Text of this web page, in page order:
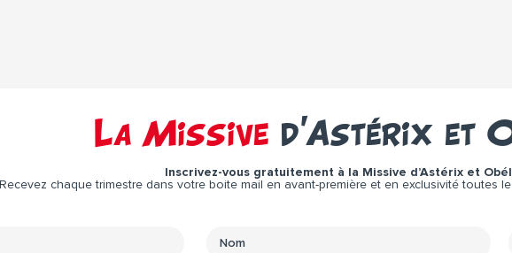
La Missive d’Astérix et
Inscrivez-vous gratuitement à la Missive d’Astérix et
Recevez chaque trimestre dans votre boite mail en avant-première et en exclusivité toutes